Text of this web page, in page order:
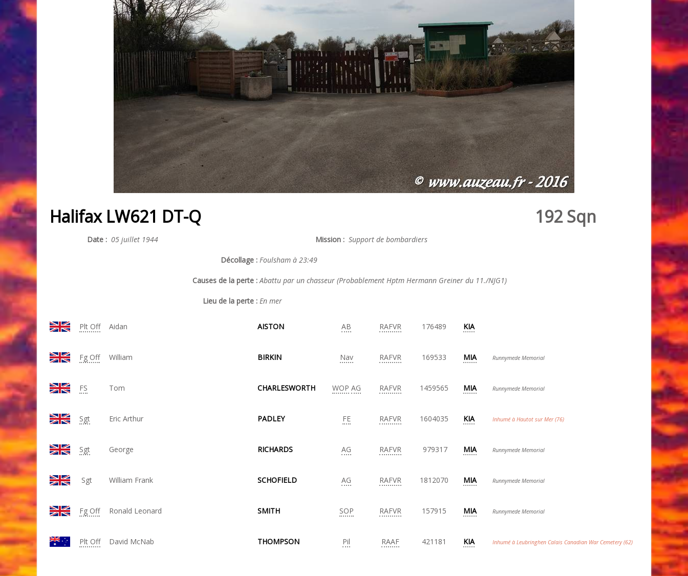
Halifax LW621 DT-Q 192 Sqn
Date : 05 juillet 1944 Mission : Support de bombardiers
Décollage : Foulsham à 23:49
Causes de la perte :Abattu par un chasseur (Probablement Hptm Hermann Greiner du 11./NJG1)
Lieu de la perte : En mer
Plt Off Aidan AISTON AB RAFVR 176489 KIA
Fg Off William BIRKIN Nav RAFVR 169533 MIA Runnymede Memorial
FS Tom CHARLESWORTH WOP AG RAFVR 1459565 MIA Runnymede Memorial
Sgt Eric Arthur PADLEY FE RAFVR 1604035 KIA Inhumé à Hautot sur Mer (76)
Sgt George RICHARDS AG RAFVR 979317 MIA Runnymede Memorial
Sgt William Frank SCHOFIELD AG RAFVR 1812070 MIA Runnymede Memorial
Fg Off Ronald Leonard SMITH SOP RAFVR 157915 MIA Runnymede Memorial
Plt Off David McNab THOMPSON Pil RAAF 421181 KIA Inhumé à Leubringhen Calais Canadian War Cemetery (62)